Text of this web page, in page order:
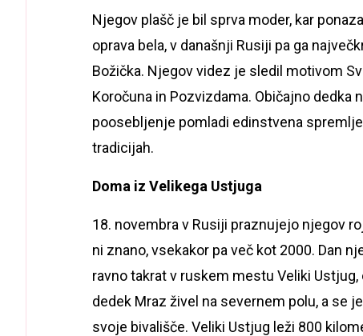
Njegov plašč je bil sprva moder, kar
oprava bela, v današnji Rusiji pa ga
Božička. Njegov videz je sledil motivom
Koročuna in Pozvizdama. Običajno
poosebljenje pomladi edinstvena
tradicijah.
Doma iz Velikega Ustjuga
18. novembra v Rusiji praznujejo njegov
ni znano, vsekakor pa več kot 2000. Dan
ravno takrat v ruskem mestu Veliki
dedek Mraz živel na severnem polu, a se
svoje bivališče. Veliki Ustjug leži 800